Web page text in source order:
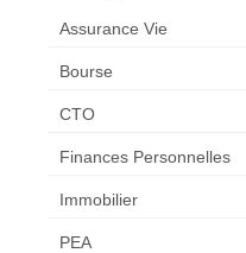
Assurance Vie
Bourse
CTO
Finances Personnelles
Immobilier
PEA